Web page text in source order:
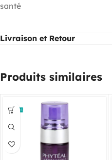
santé
Livraison et Retour
Produits similaires